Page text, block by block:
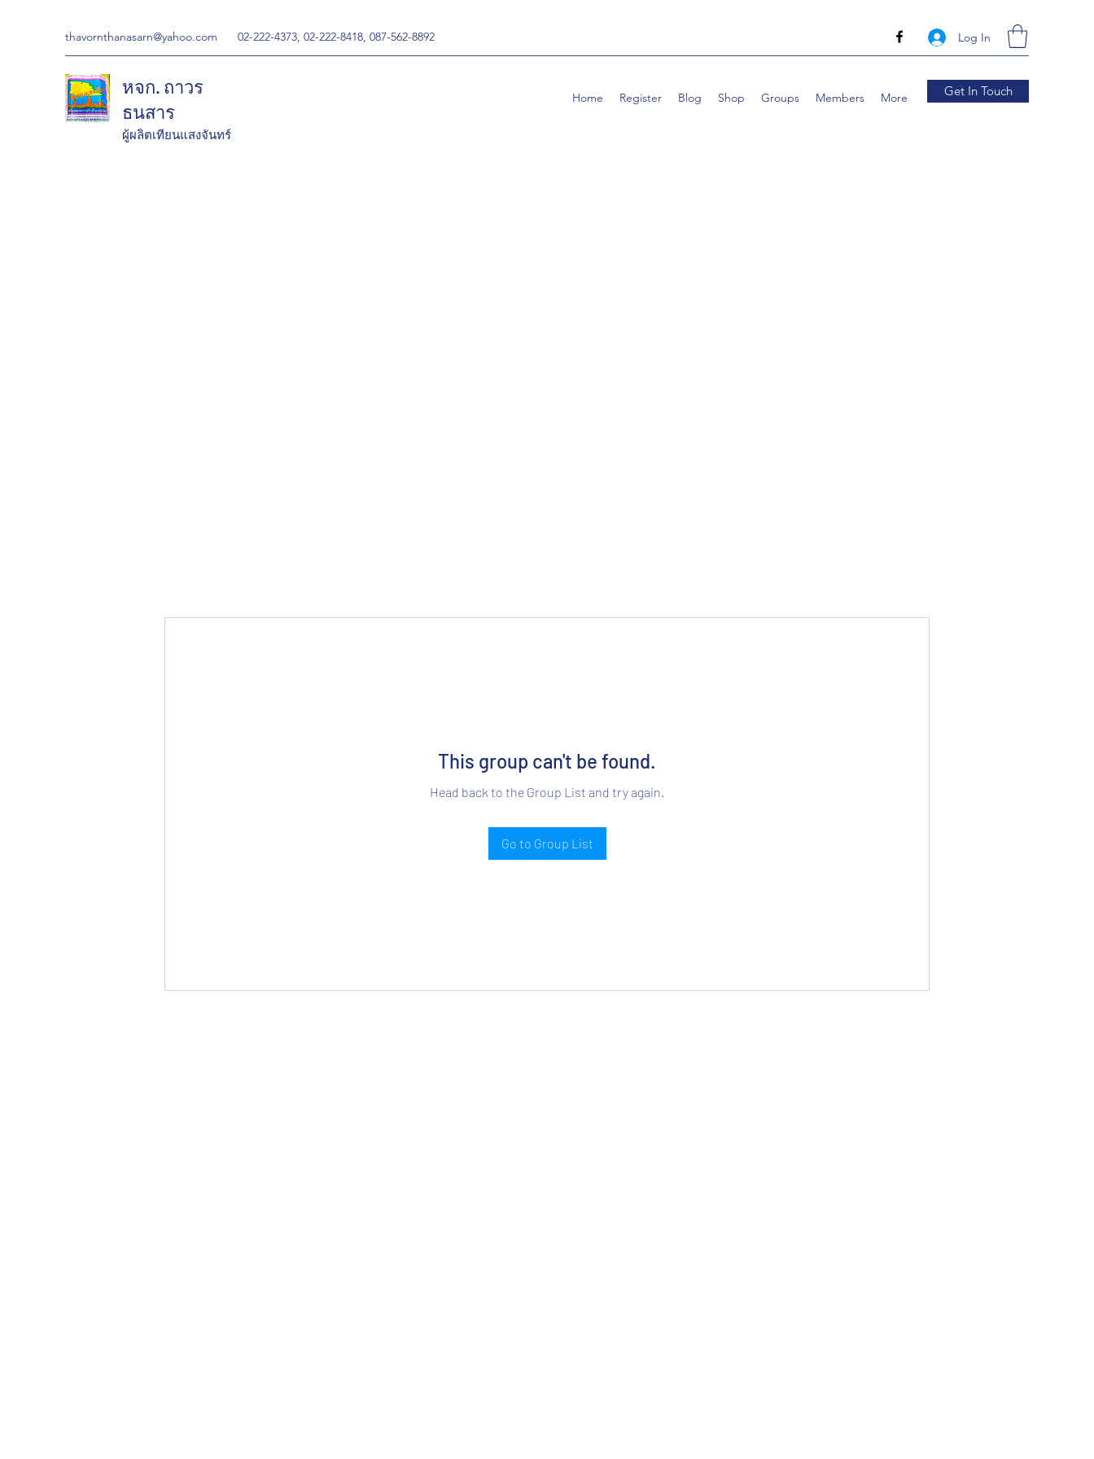
thavornthanasarn@yahoo.com 02-222-4373, 02-222-8418, 087-562-8892 Log In
หจก. ถาวร
ธนสาร
ผู้ผลิตเทียนแสงจันทร์
Home Register Blog Shop Groups Members More Get In Touch
This group can't be found.
Head back to the Group List and try again.
Go to Group List